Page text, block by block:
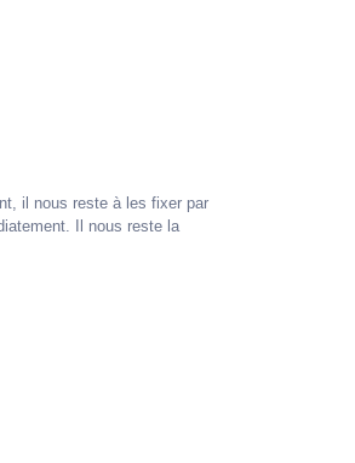
il nous reste à les fixer par
Il nous reste la